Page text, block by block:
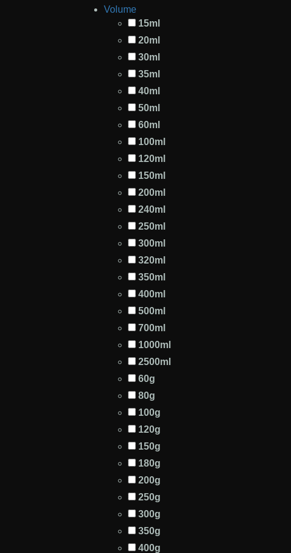
Volume
15ml
20ml
30ml
35ml
40ml
50ml
60ml
100ml
120ml
150ml
200ml
240ml
250ml
300ml
320ml
350ml
400ml
500ml
700ml
1000ml
2500ml
60g
80g
100g
120g
150g
180g
200g
250g
300g
350g
400g